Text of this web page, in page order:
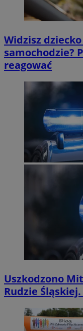
Widzisz
samochodzie?
reagować
Uszkodzono
Rudzie